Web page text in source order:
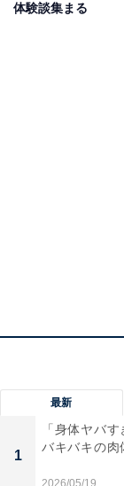
体験談集まる
最新
1
「身体ヤバ
バキバキの肉